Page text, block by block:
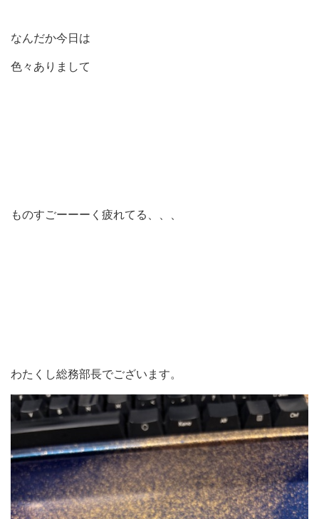
なんだか今日は
色々ありまして
ものすごーーーく疲れてる、、、
わたくし総務部長でございます。